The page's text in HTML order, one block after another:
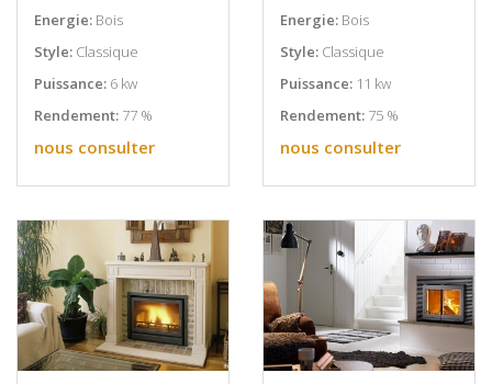
Energie: Bois
Style: Classique
Puissance: 6 kw
Rendement: 77 %
nous consulter
Energie: Bois
Style: Classique
Puissance: 11 kw
Rendement: 75 %
nous consulter